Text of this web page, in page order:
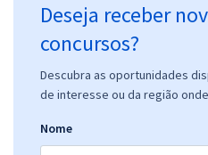
Deseja receber
concursos?
Descubra as oportunidades
de interesse ou da região
Nome